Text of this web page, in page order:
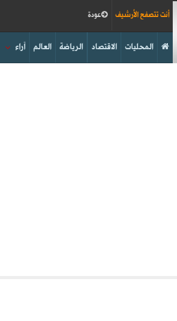
عودة أنت تتصفح الأرشيف
آراء العالم الرياضة الاقتصاد المحليات